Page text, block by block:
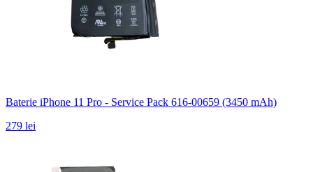
Baterie iPhone 11 Pro - Service Pack 616-00659 (3450 mAh)
279 lei